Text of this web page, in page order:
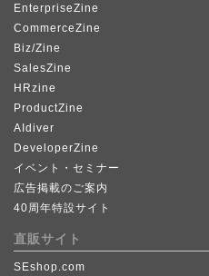
EnterpriseZine
CommerceZine
Biz/Zine
SalesZine
HRzine
ProductZine
AIdiver
DeveloperZine
イベント・セミナー
広告掲載のご案内
40周年特設サイト
直販サイト
SEshop.com